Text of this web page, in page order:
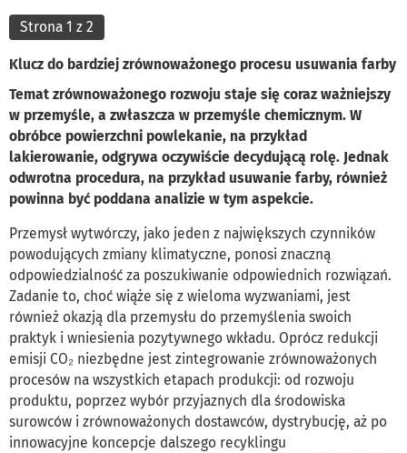
Strona 1 z 2
Klucz do bardziej zrównoważonego procesu usuwania farby
Temat zrównoważonego rozwoju staje się coraz ważniejszy
w przemyśle, a zwłaszcza w przemyśle chemicznym. W
obróbce powierzchni powlekanie, na przykład
lakierowanie, odgrywa oczywiście decydującą rolę. Jednak
odwrotna procedura, na przykład usuwanie farby, również
powinna być poddana analizie w tym aspekcie.
Przemysł wytwórczy, jako jeden z największych czynników
powodujących zmiany klimatyczne, ponosi znaczną
odpowiedzialność za poszukiwanie odpowiednich rozwiązań.
Zadanie to, choć wiąże się z wieloma wyzwaniami, jest
również okazją dla przemysłu do przemyślenia swoich
praktyk i wniesienia pozytywnego wkładu. Oprócz redukcji
emisji CO₂ niezbędne jest zintegrowanie zrównoważonych
procesów na wszystkich etapach produkcji: od rozwoju
produktu, poprzez wybór przyjaznych dla środowiska
surowców i zrównoważonych dostawców, dystrybucję, aż po
innowacyjne koncepcje dalszego recyklingu